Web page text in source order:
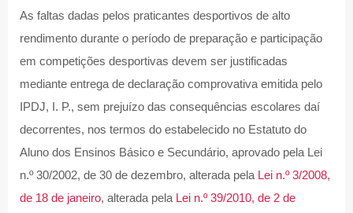
As faltas dadas pelos praticantes desportivos de alto
rendimento durante o período de preparação e participação
em competições desportivas devem ser justificadas
mediante entrega de declaração comprovativa emitida pelo
IPDJ, I. P., sem prejuízo das consequências escolares daí
decorrentes, nos termos do estabelecido no Estatuto do
Aluno dos Ensinos Básico e Secundário, aprovado pela Lei
n.º 30/2002, de 30 de dezembro, alterada pela Lei n.º 3/2008,
de 18 de janeiro, alterada pela Lei n.º 39/2010, de 2 de